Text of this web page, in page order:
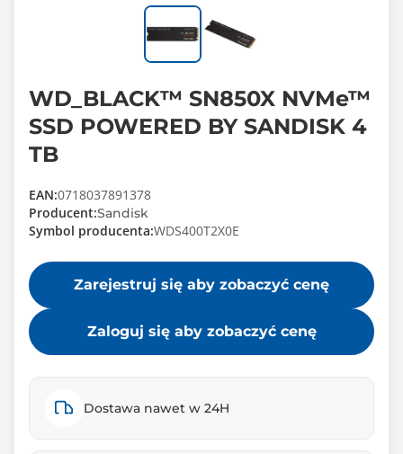
WD_BLACK™ SN850X NVMe™
SSD POWERED BY SANDISK 4
TB
EAN:0718037891378
Producent:Sandisk
Symbol producenta:WDS400T2X0E
Zarejestruj się aby zobaczyć cenę
Zaloguj się aby zobaczyć cenę
Dostawa nawet w 24H